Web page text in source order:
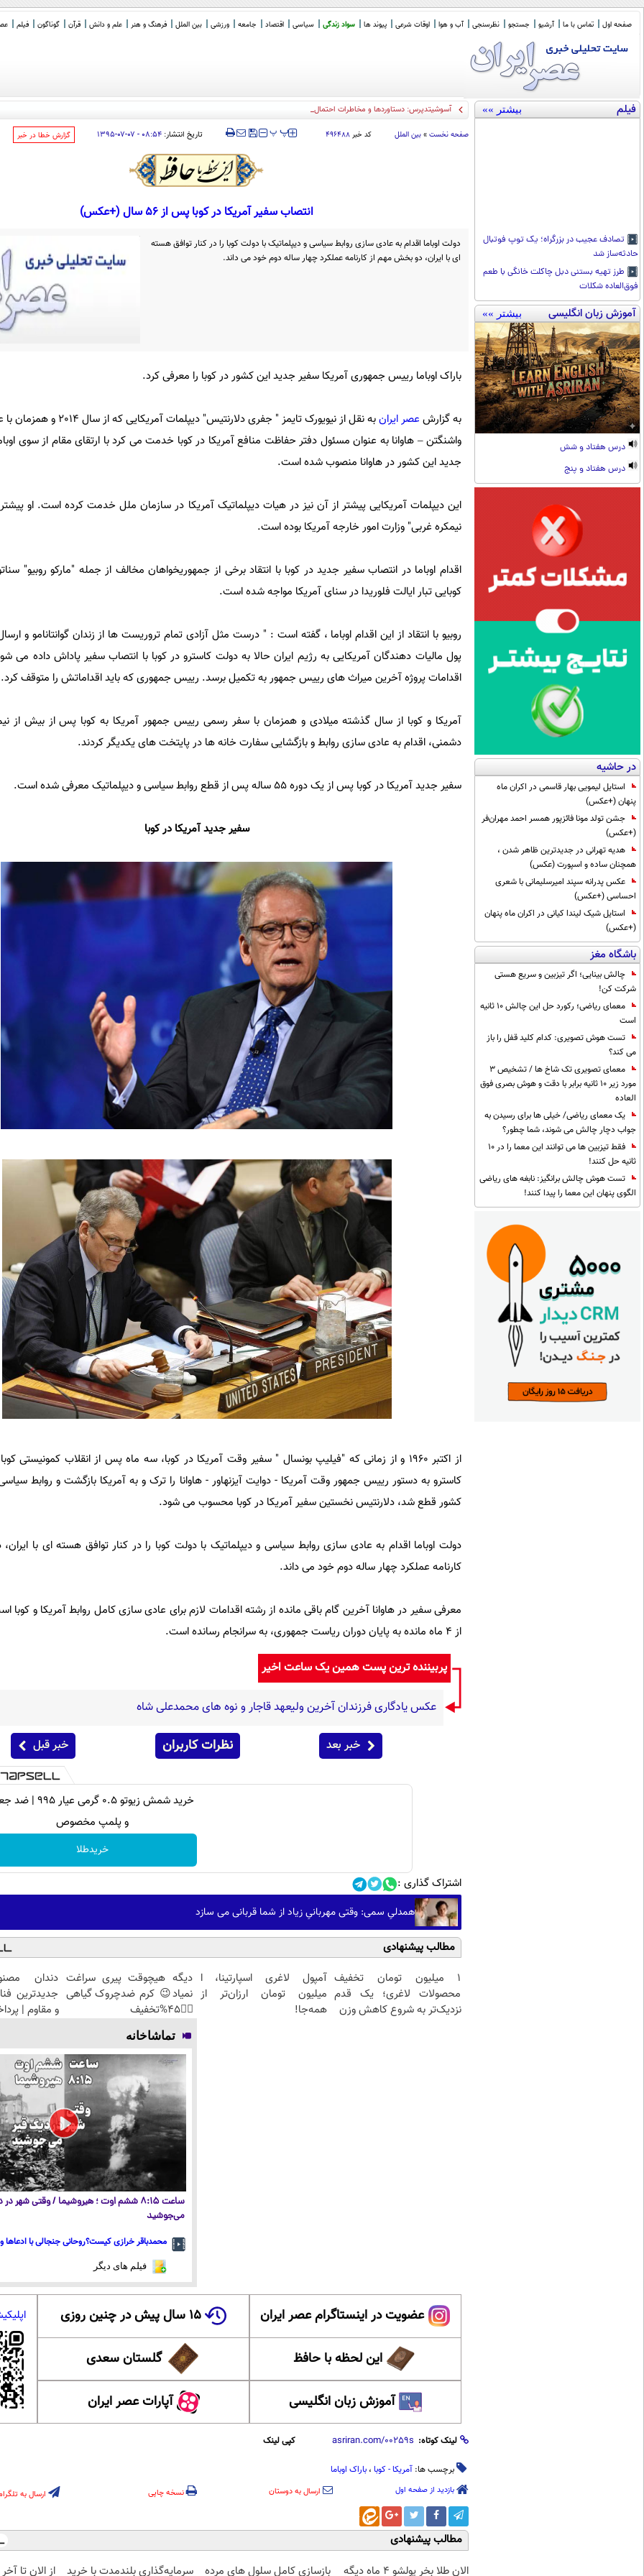
صفحه اول تماس با ما آرشیو جستجو نظرسنجی آب و هوا اوقات شرعی پیوند ها سواد زندگی سیاسی اقتصاد جامعه ورزشی بین الملل فرهنگ و هنر علم و دانش قرآن گوناگون فیلم
فیلم بیشتر »»
تصادف عجیب در بزرگراه؛ یک توپ فوتبال
حادثه‌ساز شد
طرز تهیه بستنی دبل چاکلت خانگی با طعم
فوق‌العاده شکلات
آموزش زبان انگلیسی بیشتر »»
درس هفتاد و شش
درس هفتاد و پنج
در حاشیه
استایل لیمویی بهار قاسمی در اکران ماه
پنهان (+عکس)
جشن تولد مونا فائزپور همسر احمد مهران‌فر
(+عکس)
هدیه تهرانی در جدیدترین ظاهر شدن ،
همچنان ساده و اسپورت (عکس)
عکس پدرانه سپند امیرسلیمانی با شعری
احساسی (+عکس)
استایل شیک لیندا کیانی در اکران ماه پنهان
(+عکس)
باشگاه مغز
چالش بینایی؛ اگر تیزبین و سریع هستی
شرکت کن!
معمای ریاضی؛ رکورد حل این چالش 10 ثانیه
است
تست هوش تصویری: کدام کلید قفل را باز
می کند؟
معمای تصویری تک شاخ ها / تشخیص 3
مورد زیر 10 ثانیه برابر با دقت و هوش بصری فوق
العاده
یک معمای ریاضی/ خیلی ها برای رسیدن به
جواب دچار چالش می شوند، شما چطور؟
فقط تیزبین ها می توانند این معما را در 10
ثانیه حل کنند!
تست هوش چالش برانگیز: نابغه های ریاضی
الگوی پنهان این معما را پیدا کنند!
آسوشیتدپرس: دستاوردها و مخاطرات احتمالی سازش ناپذیری ایران در
صفحه نخست » بین الملل کد خبر۴۹۶۴۸۸ ‍‍‍ پپ تاریخ انتشار: ۰۸:۵۴ - ۰۷-۰۷-۱۳۹۵ ‌گزارش خطا در خبر
انتصاب سفیر آمریکا در کوبا پس از 56 سال (+عکس)
دولت اوباما اقدام به عادی سازی روابط سیاسی و دیپلماتیک با دولت کوبا را در کنار توافق هسته
ای با ایران، دو بخش مهم از کارنامه عملکرد چهار ساله دوم خود می داند.
باراک اوباما رییس جمهوری آمریکا سفیر جدید این کشور در کوبا را معرفی کرد.
به گزارش عصر ایران
به نقل از نیویورک تایمز " جفری دلارنتیس"
واشنگتن – هاوانا به عنوان مسئول دفتر حفاظت منافع آمریکا در کوبا خدمت می کرد با ارتقای مقام از سوی
جدید این کشور در هاوانا منصوب شده است.
این دیپلمات آمریکایی پیشتر از آن نیز در هیات دیپلماتیک آمریکا در سازمان ملل خدمت کرده است. او
نیمکره غربی" وزارت امور خارجه آمریکا بوده است.
اقدام اوباما در انتصاب سفیر جدید در کوبا با انتقاد برخی از جمهوریخواهان مخالف از جمله "مارکو روبیو"
کوبایی تبار ایالت فلوریدا در سنای آمریکا مواجه شده است.
روبیو با انتقاد از این اقدام اوباما ، گفته است : " درست مثل آزادی تمام تروریست ها از زندان گوانتانامو و
پول مالیات دهندگان آمریکایی به رژیم ایران حالا به دولت کاسترو در کوبا با انتصاب سفیر پاداش داده می
اقدامات پروژه آخرین میراث های رییس جمهور به تکمیل برسد. رییس جمهوری که باید اقداماتش را متوقف
آمریکا و کوبا از سال گذشته میلادی و همزمان با سفر رسمی رییس جمهور آمریکا به کوبا پس از بیش از
دشمنی، اقدام به عادی سازی روابط و بازگشایی سفارت خانه ها در پایتخت های یکدیگر کردند.
سفیر جدید آمریکا در کوبا پس از یک دوره 55 ساله پس از قطع روابط سیاسی و دیپلماتیک معرفی شده است.
سفیر جدید آمریکا در کوبا
از اکتبر 1960 و از زمانی که "فیلیپ بونسال " سفیر وقت آمریکا در کوبا، سه ماه پس از انقلاب کمونیستی
کاسترو به دستور رییس جمهور وقت آمریکا - دوایت آیزنهاور - هاوانا را ترک و به آمریکا بازگشت و روابط
کشور قطع شد، دلارنتیس نخستین سفیر آمریکا در کوبا محسوب می شود.
دولت اوباما اقدام به عادی سازی روابط سیاسی و دیپلماتیک با دولت کوبا را در کنار توافق هسته ای با
کارنامه عملکرد چهار ساله دوم خود می داند.
معرفی سفیر در هاوانا آخرین گام باقی مانده از رشته اقدامات لازم برای عادی سازی کامل روابط آمریکا و کوبا
از 4 ماه مانده به پایان دوران ریاست جمهوری، به سرانجام رسانده است.
پربیننده ترین پست همین یک ساعت اخیر
عکس یادگاری فرزندان آخرین ولیعهد قاجار و نوه های محمدعلی شاه
خبر بعد نظرات کاربران خبر قبل
خرید شمش زیوتو ۰.۵ گرمی عیار
و پلمپ مخصوص
خریدطلا
اشتراک گذاری :
همدلیِ سمی: وقتی مهربانیِ زیاد از شما قربانی می سازد
مطالب پیشنهادی
۱ میلیون تومان تخفیف
محصولات لاغری؛ یک قدم
نزدیک‌تر به شروع کاهش وزن
آمپول لاغری اسپارتینا، ا
میلیون تومان ارزان‌تر از
همه‌جا!
دیگه هیچوقت پیری سراغت
نمیاد😉 کرم ضدچروک گیاهی
👈🏻45%تخفیف
دندان
جدیدترین
و مقاوم |
تماشاخانه
ساعت ۸:۱۵ ششم اوت ؛ هیروشیما / وقتی شهر
می‌جوشید
محمدباقر خرازی کیست؟روحانی جنجالی با ادعاها
فیلم های دیگر
عضویت در اینستاگرام عصر ایران ۱۵ سال پیش در چنین روزی
این لحظه با حافظ گلستان سعدی
آموزش زبان انگلیسی آپارات عصر ایران
لینک کوتاه: کپی لینک
برچسب ها: آمریکا - کوبا ، باراک اوباما
بازدید از صفحه اول ارسال به دوستان نسخه چاپی ارسال به
مطالب پیشنهادی
الان طلا بخر پولشو 4 ماه دیگه
بازسازی کامل سلول های مرده سرمایه‌گذاری بلندمدت با خرید از الان تا